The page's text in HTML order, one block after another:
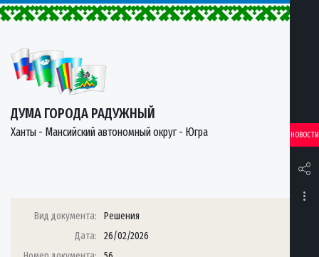
ДУМА ГОРОДА РАДУЖНЫЙ
Ханты - Мансийский автономный округ - Югра НОВОСТИ
Вид документа:
Решения
Дата:
26/02/2026